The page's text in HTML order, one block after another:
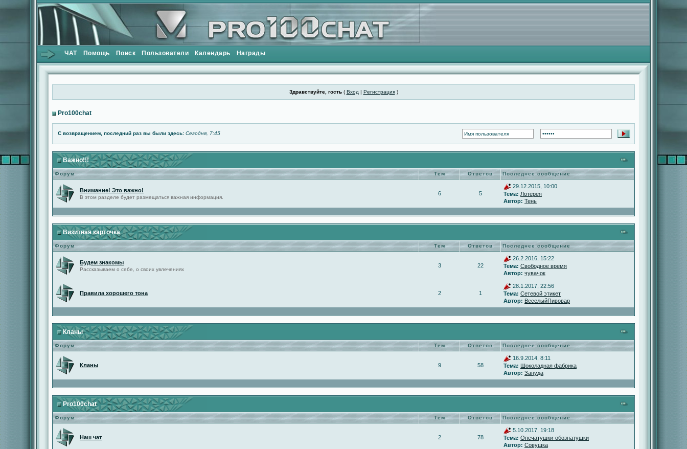
ЧАТ Помощь Поиск Пользователи Календарь Награды
Здравствуйте, гость( Вход | Регистрация)
Pro100chat
С возвращением, последний раз вы были здесь: Сегодня, 7:45
Важно!!!
Форум Тем Ответов Последнее сообщение
Внимание! Это важно!
В этом разделе будет размещаться важная информация.
6 5
29.12.2015, 10:00
Тема: Лотерея
Автор: Тень
Визитная карточка
Форум Тем Ответов Последнее сообщение
Будем знакомы
Рассказываем о себе, о своих увлечениях
3 22
26.2.2016, 15:22
Тема: Свободное время
Автор: чувачок
Правила хорошего тона 2 1
28.1.2017, 22:56
Тема: Сетевой этикет
Автор: ВеселыйПивовар
Кланы
Форум Тем Ответов Последнее сообщение
Кланы 9 58
16.9.2014, 8:11
Тема: Шоколадная фабрика
Автор: Зануда
Pro100chat
Форум Тем Ответов Последнее сообщение
Наш чат 2 78
5.10.2017, 19:18
Тема: Опечатушки-обознатушки
Автор: Совушка